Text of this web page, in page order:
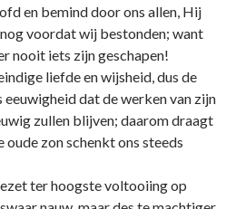
en bemind door ons allen, Hij
voordat wij bestonden; want
nooit iets zijn geschapen!
liefde en wijsheid, dus de
eeuwigheid dat de werken van zijn
zullen blijven; daarom draagt
oude zon schenkt ons steeds
ter hoogste voltooiing op